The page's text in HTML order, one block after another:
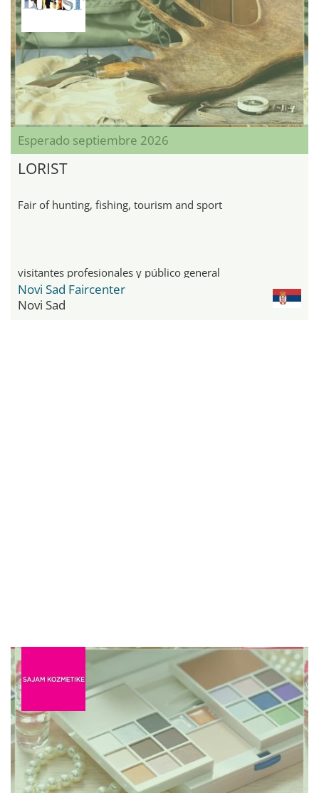
Esperado septiembre 2026
LORIST
Fair of hunting, fishing, tourism and sport
visitantes profesionales y público general
Novi Sad Faircenter
Novi Sad